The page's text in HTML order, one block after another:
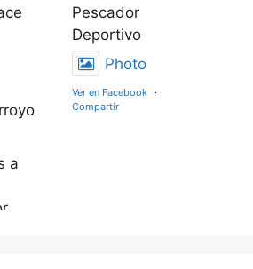
a
Pescador
Deportivo
Photo
Ver en Facebook
·
Compartir